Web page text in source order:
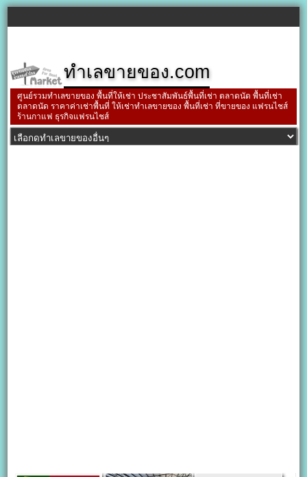
ทำเลขายของ.com
ศูนย์รวมทำเลขายของ พื้นที่ให้เช่า ประชาสัมพันธ์พื้นที่เช่า ตลาดนัด พื้นที่เช่า
ตลาดนัด ราคาค่าเช่าพื้นที่ ให้เช่าทำเลขายของ พื้นที่เช่า ที่ขายของ แฟรนไชส์
ร้านกาแฟ ธุรกิจแฟรนไชส์